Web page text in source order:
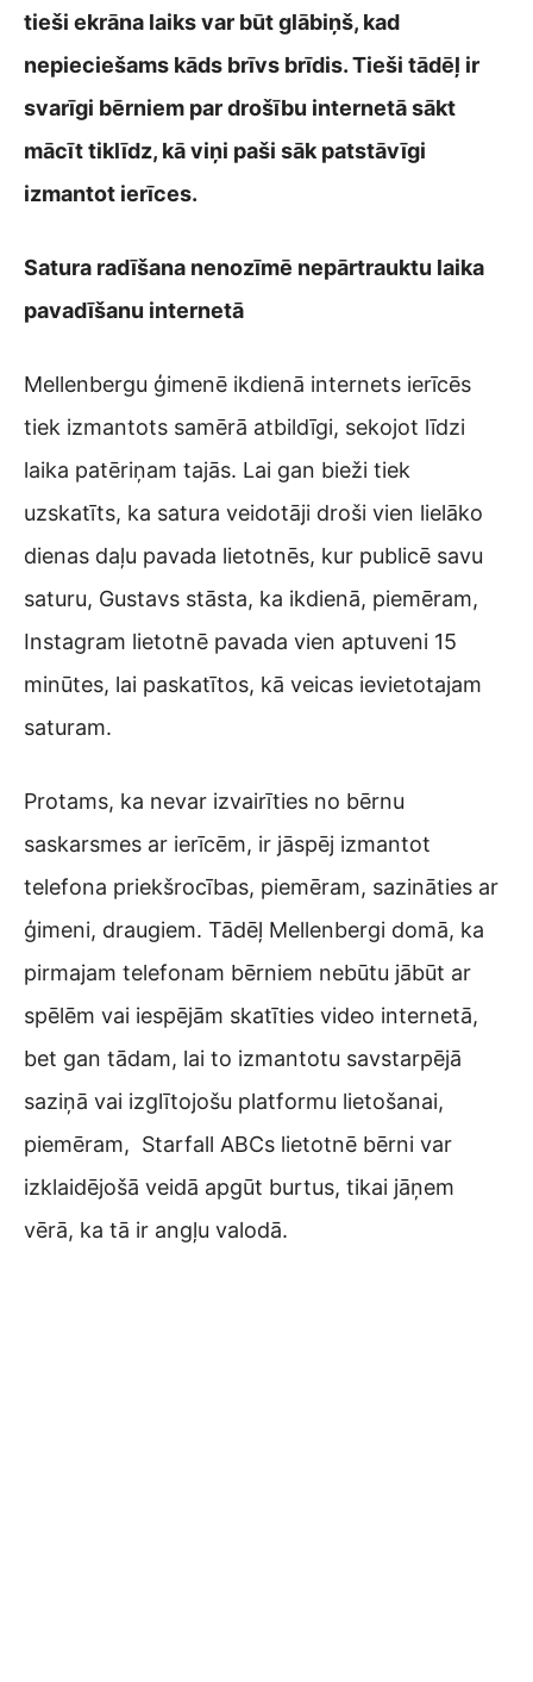
tieši ekrāna laiks var būt glābiņš, kad
nepieciešams kāds brīvs brīdis. Tieši tādēļ ir
svarīgi bērniem par drošību internetā sākt
mācīt tiklīdz, kā viņi paši sāk patstāvīgi
izmantot ierīces.
Satura radīšana nenozīmē nepārtrauktu laika
pavadīšanu internetā
Mellenbergu ģimenē ikdienā internets ierīcēs
tiek izmantots samērā atbildīgi, sekojot līdzi
laika patēriņam tajās. Lai gan bieži tiek
uzskatīts, ka satura veidotāji droši vien lielāko
dienas daļu pavada lietotnēs, kur publicē savu
saturu, Gustavs stāsta, ka ikdienā, piemēram,
Instagram lietotnē pavada vien aptuveni 15
minūtes, lai paskatītos, kā veicas ievietotajam
saturam.
Protams, ka nevar izvairīties no bērnu
saskarsmes ar ierīcēm, ir jāspēj izmantot
telefona priekšrocības, piemēram, sazināties ar
ģimeni, draugiem. Tādēļ Mellenbergi domā, ka
pirmajam telefonam bērniem nebūtu jābūt ar
spēlēm vai iespējām skatīties video internetā,
bet gan tādam, lai to izmantotu savstarpējā
saziņā vai izglītojošu platformu lietošanai,
piemēram, Starfall ABCs lietotnē bērni var
izklaidējošā veidā apgūt burtus, tikai jāņem
vērā, ka tā ir angļu valodā.